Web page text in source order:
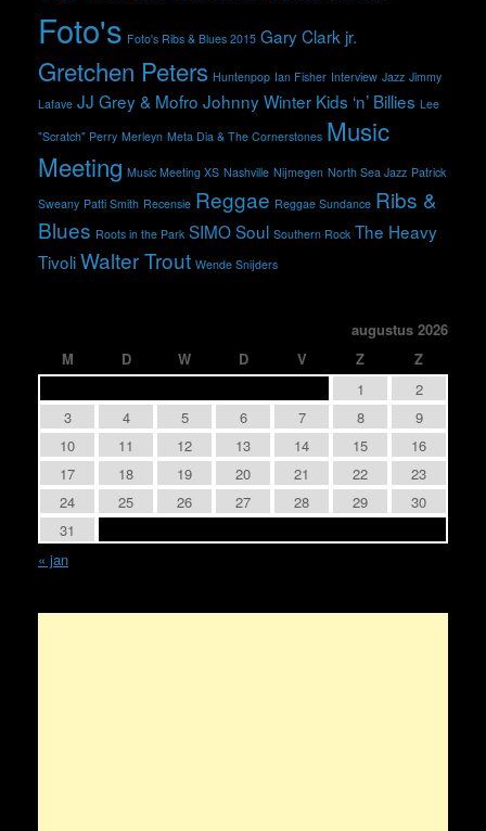
Foto's Foto's Ribs & Blues 2015 Gary Clark jr.
Gretchen Peters Huntenpop Ian Fisher Interview Jazz Jimmy
Lafave JJ Grey & Mofro Johnny Winter Kids ‘n’ Billies Lee
"Scratch" Perry Merleyn Meta Dia & The Cornerstones Music
Meeting Music Meeting XS Nashville Nijmegen North Sea Jazz Patrick
Sweany Patti Smith Recensie Reggae Reggae Sundance Ribs &
Blues Roots in the Park SIMOSoul Southern Rock The Heavy
TivoliWalter Trout Wende Snijders
augustus 2026
M
D W D V Z
Z
1
2
3
4 5 6 7 8
9
10
11 12 13 14 15
16
17
18 19 20 21 22
23
24
25 26 27 28 29
30
31
« jan